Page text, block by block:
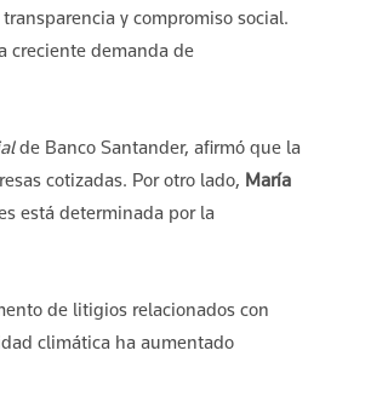
y compromiso social.
creciente demanda de
de Banco Santander, afirmó que la
cotizadas. Por otro lado, María
está determinada por la
de litigios relacionados con
climática ha aumentado